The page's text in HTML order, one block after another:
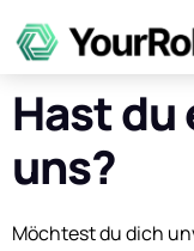
Hast du
uns?
Möchtest du dich